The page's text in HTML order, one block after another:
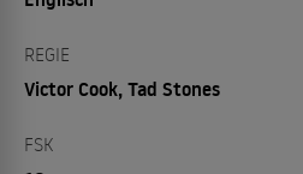
REGIE
Victor Cook, Tad Stones
FSK